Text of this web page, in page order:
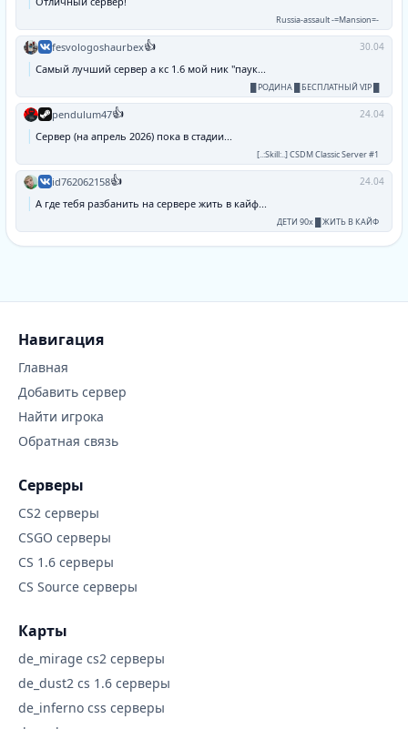
Russia-assault -=Mansion=-
fesvologoshaurbex👍 30.04
Самый лучший сервер а кс 1.6 мой ник "паук...
█ РОДИНА █ БЕСПЛАТНЫЙ VIP █
pendulum47👍 24.04
Сервер (на апрель 2026) пока в стадии...
[..:Skill:..] CSDM Classic Server #1
id762062158👍 24.04
А где тебя разбанить на сервере жить в кайф...
ДЕТИ 90х █ ЖИТЬ В КАЙФ
Навигация
Главная
Добавить сервер
Найти игрока
Обратная связь
Серверы
CS2 серверы
CSGO серверы
CS 1.6 серверы
CS Source серверы
Карты
de_mirage cs2 серверы
de_dust2 cs 1.6 серверы
de_inferno css серверы